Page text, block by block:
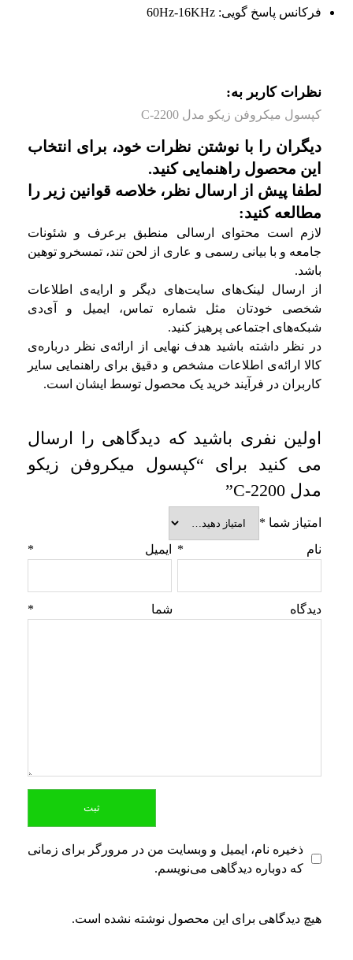
فرکانس پاسخ گویی:60Hz-16KHz
نظرات کاربر به:
کپسول میکروفن زیکو مدل C-2200
دیگران را با نوشتن نظرات خود، برای انتخاب
این محصول راهنمایی کنید.
لطفا پیش از ارسال نظر، خلاصه قوانین زیر را
مطالعه کنید:
لازم است محتوای ارسالی منطبق برعرف و شئونات
جامعه و با بیانی رسمی و عاری از لحن تند، تمسخرو توهین
باشد.
از ارسال لینک‌های سایت‌های دیگر و ارایه‌ی اطلاعات
شخصی خودتان مثل شماره تماس، ایمیل و آی‌دی
شبکه‌های اجتماعی پرهیز کنید.
در نظر داشته باشید هدف نهایی از ارائه‌ی نظر درباره‌ی
کالا ارائه‌ی اطلاعات مشخص و دقیق برای راهنمایی سایر
کاربران در فرآیند خرید یک محصول توسط ایشان است.
اولین نفری باشید که دیدگاهی را ارسال
می کنید برای “کپسول میکروفن زیکو
مدل C-2200”
امتیاز شما*
دیدگاه شما
نام ایمیل
ذخیره نام، ایمیل و وبسایت من در مرورگر برای زمانی
که دوباره دیدگاهی می‌نویسم.
هیچ دیدگاهی برای این محصول نوشته نشده است.